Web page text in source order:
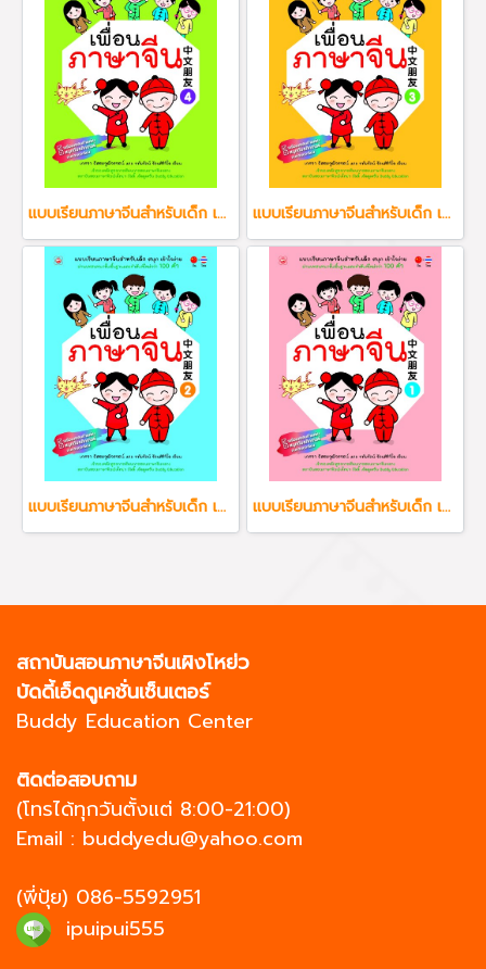
แบบเรียนภาษาจีนสำหรับเด็ก เพื่อนภาษาจีน เล่ม 4 แบบเรียนภาษาจีนสำหรับเด็ก เพื่อนภาษาจีน เล่ม 3
แบบเรียนภาษาจีนสำหรับเด็ก เพื่อนภาษาจีน เล่ม 2 แบบเรียนภาษาจีนสำหรับเด็ก เพื่อนภาษาจีน เล่ม 1
สถาบันสอนภาษาจีนเผิงโหย่ว
บัดดี้เอ็ดดูเคชั่นเซ็นเตอร์
Buddy Education Center
ติดต่อสอบถาม
(โทรได้ทุกวันตั้งแต่ 8:00-21:00)
Email : buddyedu@yahoo.com
(พี่ปุ้ย) 086-5592951
ipuipui555